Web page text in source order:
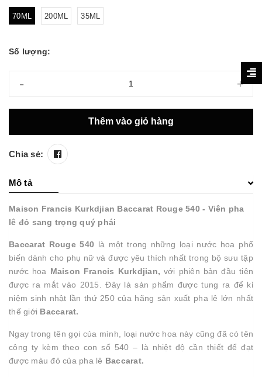
70ML 200ML 35ML
Số lượng:
- +
Thêm vào giỏ hàng
Chia sẻ:
Mô tả
Maison Francis Kurkdjian Baccarat Rouge 540 - Viên pha
lê đỏ sang trọng quý phái
Baccarat Rouge 540 là một trong những loại nước hoa phổ
biến dành cho phụ nữ và được yêu thích nhất trong bộ sưu tập
nước hoa Maison Francis Kurkdjian, với phiên bản đầu tiên
được ra mắt vào 2015. Đây là sản phẩm được tung ra để kỉ
niệm sinh nhật lần thứ 250 của hãng sản xuất pha lê lớn nhất
thế giới Baccarat.
Ngay trong tên gọi của mình, loại nước hoa này cũng đã có tên
công ty kèm theo con số 540 – là nhiệt độ cần thiết để đạt
được màu đỏ của pha lê Baccarat.